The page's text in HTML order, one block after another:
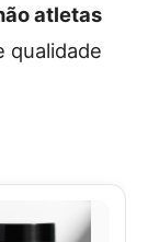
atletas
qualidade